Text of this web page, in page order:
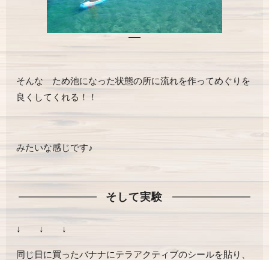
そんな ため池になった状態の所に流れを作ってめぐりを
良くしてくれる！！
みたいな感じです♪
そして実験
↓ ↓ ↓
同じ日に買ったバナナにテラアクティブのシールを貼り、